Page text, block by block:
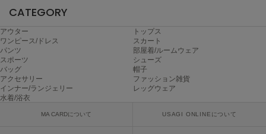
On
オン
Onitsuka Tiger
オニツカ タイガー
ORGUE
CATEGORY
アウター
トップス
ワンピース/ドレス
スカート
パンツ
部屋着/ルームウェア
スポーツ
シューズ
バッグ
帽子
アクセサリー
ファッション雑貨
インナー/ランジェリー
レッグウェア
水着/浴衣
MA CARDについて USAGI ONLINEについて